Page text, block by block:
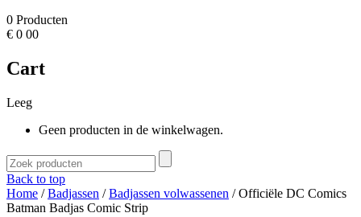
0 Producten
€ 0 00
Cart
Leeg
Geen producten in de winkelwagen.
Back to top
Home /Badjassen /Badjassen volwassenen / Officiële DC Comics
Batman Badjas Comic Strip